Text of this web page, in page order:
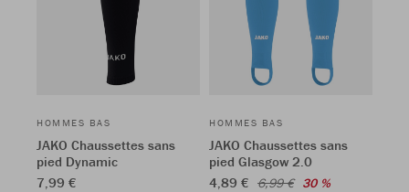
HOMMES BAS
JAKO Chaussettes sans
pied Dynamic
7,99 €
HOMMES BAS
JAKO Chaussettes sans
pied Glasgow 2.0
4,89 € 6,99 € 30 %